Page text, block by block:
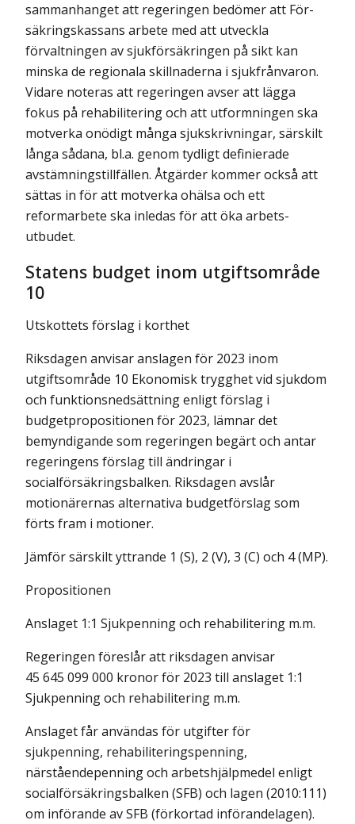
sammanhanget att regeringen bedömer att För­
säkrings­kassans arbete med att utveckla
förvaltningen av sjukförsäkringen på sikt kan
minska de regionala skillnaderna i sjukfrånvaron.
Vidare noteras att regeringen avser att lägga
fokus på rehabilitering och att utformningen ska
motverka onödigt många sjukskrivningar, särskilt
långa sådana, bl.a. genom tydligt definierade
avstämningstillfällen. Åtgärder kommer också att
sättas in för att motverka ohälsa och ett
reformarbete ska inledas för att öka arbets­
utbudet.
Statens budget inom utgiftsområde
10
Utskottets förslag i korthet
Riksdagen anvisar anslagen för 2023 inom
utgiftsområde 10 Ekonomisk trygghet vid sjukdom
och funktionsnedsättning enligt förslag i
budgetpropositionen för 2023, lämnar det
bemyndigande som regeringen begärt och antar
regeringens förslag till ändringar i
socialförsäkringsbalken. Riksdagen avslår
motionärernas alterna­tiva budgetförslag som
förts fram i motioner.
Jämför särskilt yttrande 1 (S), 2 (V), 3 (C) och 4 (MP).
Propositionen
Anslaget 1:1 Sjukpenning och rehabilitering m.m.
Regeringen föreslår att riksdagen anvisar
45 645 099 000 kronor för 2023 till anslaget 1:1
Sjukpenning och rehabilitering m.m.
Anslaget får användas för utgifter för
sjukpenning, rehabiliteringspenning,
närståendepenning och arbetshjälpmedel enligt
socialförsäkringsbalken (SFB) och lagen (2010:111)
om införande av SFB (förkortad införande­lagen).